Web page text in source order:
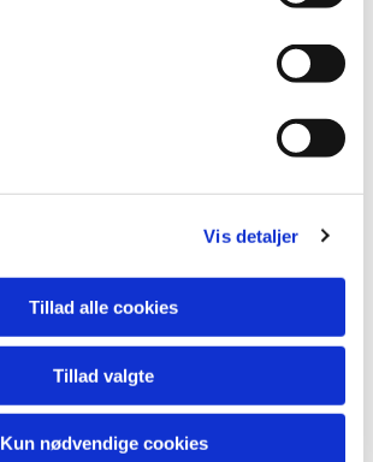
Vis detaljer
Tillad alle cookies
Tillad valgte
Kun nødvendige cookies